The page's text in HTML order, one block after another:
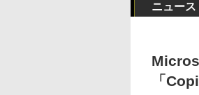
ニュース
「